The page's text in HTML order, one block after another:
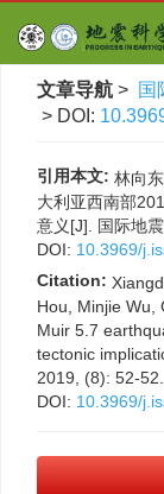
文章导航 > 国
> DOI:
引用本文: 林向
大利亚西南部
意义[J]. 国际地
DOI: 10.3969/
Citation:
Hou, Minjie Wu,
Muir 5.7
tectonic
2019, (8): 52-52.
DOI: 10.3969/